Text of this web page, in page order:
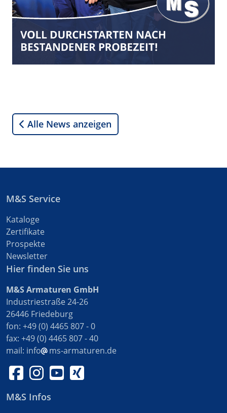
Alle News anzeigen
M&S Service
Kataloge
Zertifikate
Prospekte
Newsletter
Hier finden Sie uns
M&S Armaturen GmbH
Industriestraße 24-26
26446 Friedeburg
fon: +49 (0) 4465 807 - 0
fax: +49 (0) 4465 807 - 40
mail: info ms-armaturen.de
M&S Infos